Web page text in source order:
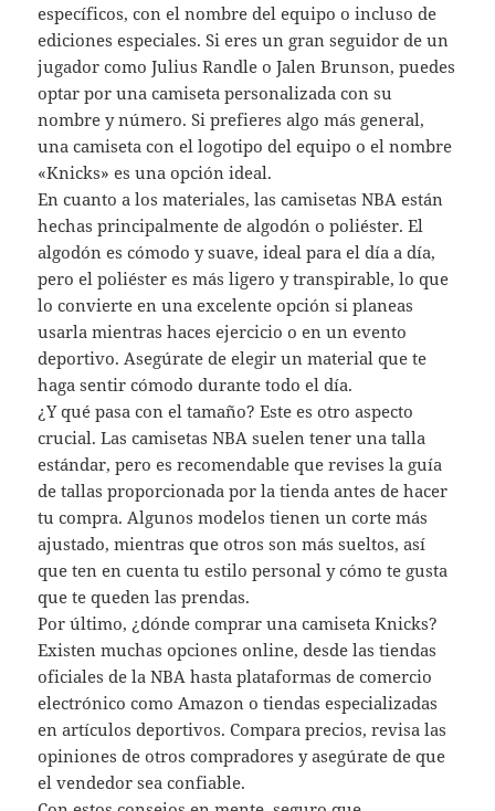
específicos, con el nombre del equipo o incluso de
ediciones especiales. Si eres un gran seguidor de un
jugador como Julius Randle o Jalen Brunson, puedes
optar por una camiseta personalizada con su
nombre y número. Si prefieres algo más general,
una camiseta con el logotipo del equipo o el nombre
«Knicks» es una opción ideal.
En cuanto a los materiales, las camisetas NBA están
hechas principalmente de algodón o poliéster. El
algodón es cómodo y suave, ideal para el día a día,
pero el poliéster es más ligero y transpirable, lo que
lo convierte en una excelente opción si planeas
usarla mientras haces ejercicio o en un evento
deportivo. Asegúrate de elegir un material que te
haga sentir cómodo durante todo el día.
¿Y qué pasa con el tamaño? Este es otro aspecto
crucial. Las camisetas NBA suelen tener una talla
estándar, pero es recomendable que revises la guía
de tallas proporcionada por la tienda antes de hacer
tu compra. Algunos modelos tienen un corte más
ajustado, mientras que otros son más sueltos, así
que ten en cuenta tu estilo personal y cómo te gusta
que te queden las prendas.
Por último, ¿dónde comprar una camiseta Knicks?
Existen muchas opciones online, desde las tiendas
oficiales de la NBA hasta plataformas de comercio
electrónico como Amazon o tiendas especializadas
en artículos deportivos. Compara precios, revisa las
opiniones de otros compradores y asegúrate de que
el vendedor sea confiable.